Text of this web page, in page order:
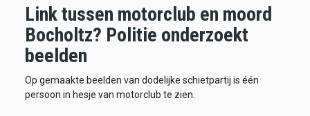
Link tussen motorclub en moord
Bocholtz? Politie onderzoekt
beelden
Op gemaakte beelden van dodelijke schietpartij is één
persoon in hesje van motorclub te zien.